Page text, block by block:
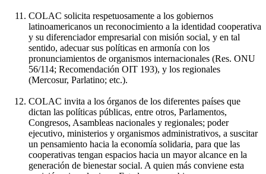
COLAC solicita respetuosamente a los gobiernos
latinoamericanos un reconocimiento a la identidad cooperativa
y su diferenciador empresarial con misión social, y en tal
sentido, adecuar sus políticas en armonía con los
pronunciamientos de organismos internacionales (Res. ONU
56/114; Recomendación OIT 193), y los regionales
(Mercosur, Parlatino; etc.).
COLAC invita a los órganos de los diferentes países que
dictan las políticas públicas, entre otros, Parlamentos,
Congresos, Asambleas nacionales y regionales; poder
ejecutivo, ministerios y organismos administrativos, a suscitar
un pensamiento hacia la economía solidaria, para que las
cooperativas tengan espacios hacia un mayor alcance en la
generación de bienestar social. A quien más conviene esta